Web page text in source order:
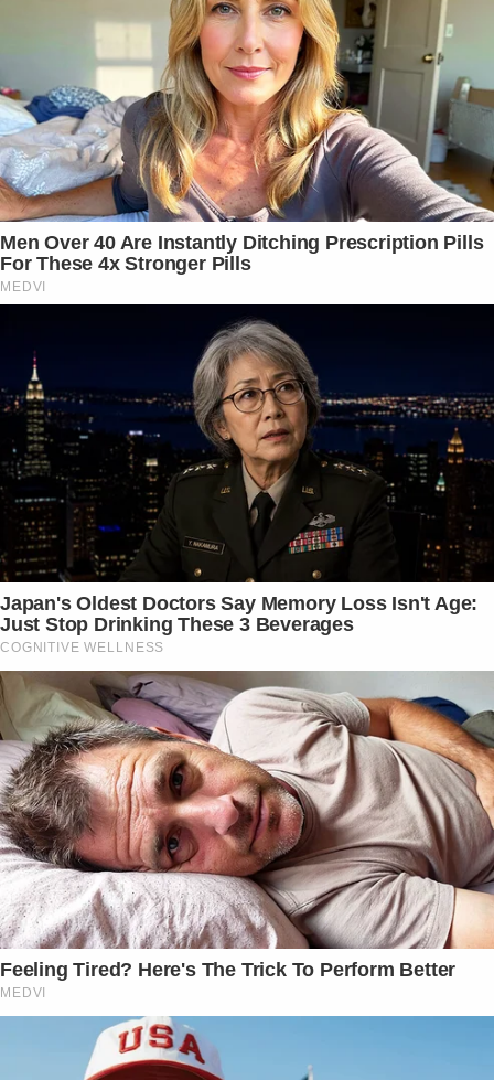
Men Over 40 Are Instantly Ditching Prescription Pills
For These 4x Stronger Pills
MEDVI
Japan's Oldest Doctors Say Memory Loss Isn't Age:
Just Stop Drinking These 3 Beverages
COGNITIVE WELLNESS
Feeling Tired? Here's The Trick To Perform Better
MEDVI